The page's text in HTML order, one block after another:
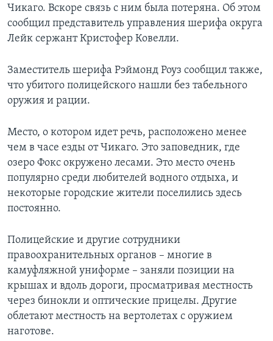
Чикаго. Вскоре связь с ним была потеряна. Об этом
сообщил представитель управления шерифа округа
Лейк сержант Кристофер Ковелли.
Заместитель шерифа Рэймонд Роуз сообщил также,
что убитого полицейского нашли без табельного
оружия и рации.
Место, о котором идет речь, расположено менее
чем в часе езды от Чикаго. Это заповедник, где
озеро Фокс окружено лесами. Это место очень
популярно среди любителей водного отдыха, и
некоторые городские жители поселились здесь
постоянно.
Полицейские и другие сотрудники
правоохранительных органов – многие в
камуфляжной униформе – заняли позиции на
крышах и вдоль дороги, просматривая местность
через бинокли и оптические прицелы. Другие
облетают местность на вертолетах с оружием
наготове.